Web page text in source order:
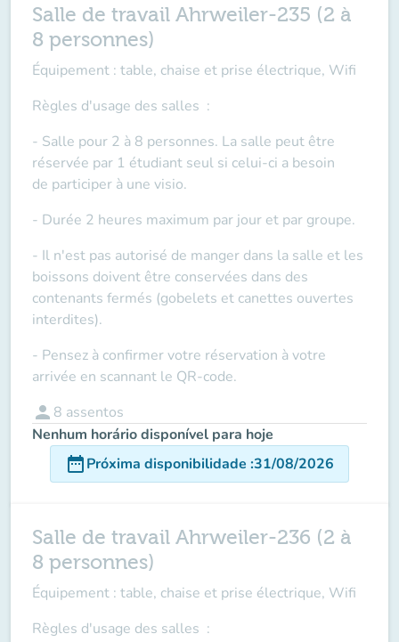
Salle de travail Ahrweiler-235 (2 à
8 personnes)
Équipement : table, chaise et prise électrique, Wifi
Règles d'usage des salles :
- Salle pour 2 à 8 personnes. La salle peut être
réservée par 1 étudiant seul si celui-ci a besoin
de participer à une visio.
- Durée 2 heures maximum par jour et par groupe.
- Il n'est pas autorisé de manger dans la salle et les
boissons doivent être conservées dans des
contenants fermés (gobelets et canettes ouvertes
interdites).
- Pensez à confirmer votre réservation à votre
arrivée en scannant le QR-code.
person 8 assentos
Nenhum horário disponível para hoje
date_rangePróxima disponibilidade :31/08/2026
Salle de travail Ahrweiler-236 (2 à
8 personnes)
Équipement : table, chaise et prise électrique, Wifi
Règles d'usage des salles :